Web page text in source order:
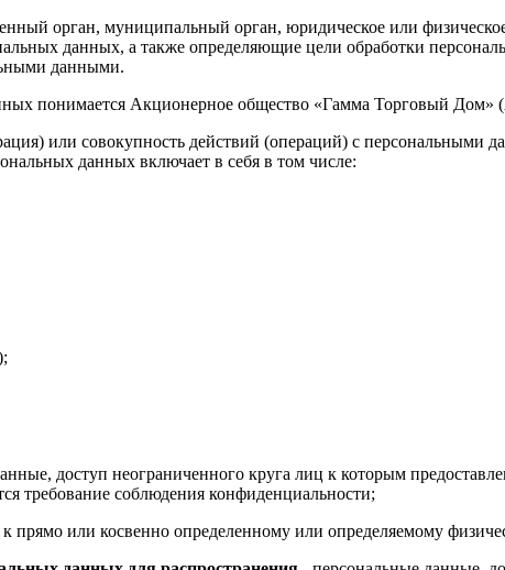
орган, муниципальный орган, юридическое или
данных, а также определяющие цели обработки
данными.
понимается Акционерное общество «Гамма Торговый
или совокупность действий (операций) с персональными
данных включает в себя в том числе:
доступ неограниченного круга лиц к которым
требование соблюдения конфиденциальности;
прямо или косвенно определенному или определяемому